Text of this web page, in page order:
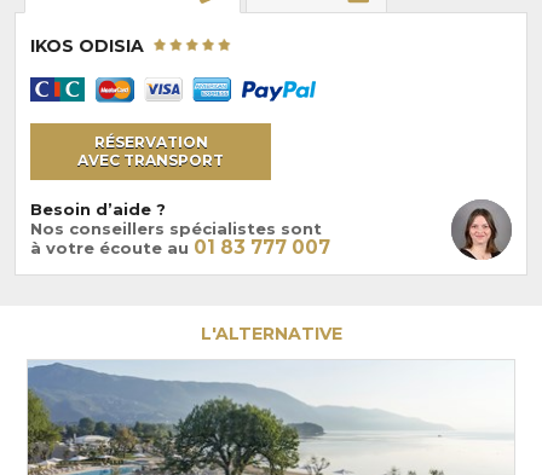
IKOS ODISIA
RÉSERVATION
AVEC TRANSPORT
Besoin d’aide ?
Nos conseillers spécialistes sont
à votre écoute au 01 83 777 007
L'ALTERNATIVE